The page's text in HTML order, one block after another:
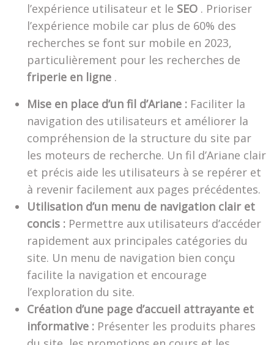
l’expérience utilisateur et le SEO . Prioriser
l’expérience mobile car plus de 60% des
recherches se font sur mobile en 2023,
particulièrement pour les recherches de
friperie en ligne .
Mise en place d’un fil d’Ariane : Faciliter la
navigation des utilisateurs et améliorer la
compréhension de la structure du site par
les moteurs de recherche. Un fil d’Ariane clair
et précis aide les utilisateurs à se repérer et
à revenir facilement aux pages précédentes.
Utilisation d’un menu de navigation clair et
concis : Permettre aux utilisateurs d’accéder
rapidement aux principales catégories du
site. Un menu de navigation bien conçu
facilite la navigation et encourage
l’exploration du site.
Création d’une page d’accueil attrayante et
informative : Présenter les produits phares